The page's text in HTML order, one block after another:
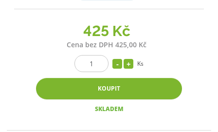
425 Kč
Cena bez DPH 425,00 Kč
Ks
KOUPIT
SKLADEM